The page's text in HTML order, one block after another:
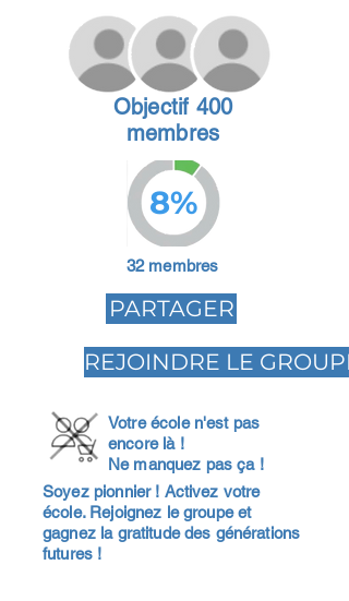
Objectif 400
membres
8%
32 membres
PARTAGER
REJOINDRE LE GROUPE
Votre école n'est pas
encore là !
Ne manquez pas ça !
Soyez pionnier ! Activez votre
école. Rejoignez le groupe et
gagnez la gratitude des générations
futures !